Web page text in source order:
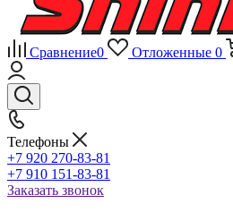
Сравнение0 Отложенные 0
Телефоны
+7 920 270-83-81
+7 910 151-83-81
Заказать звонок